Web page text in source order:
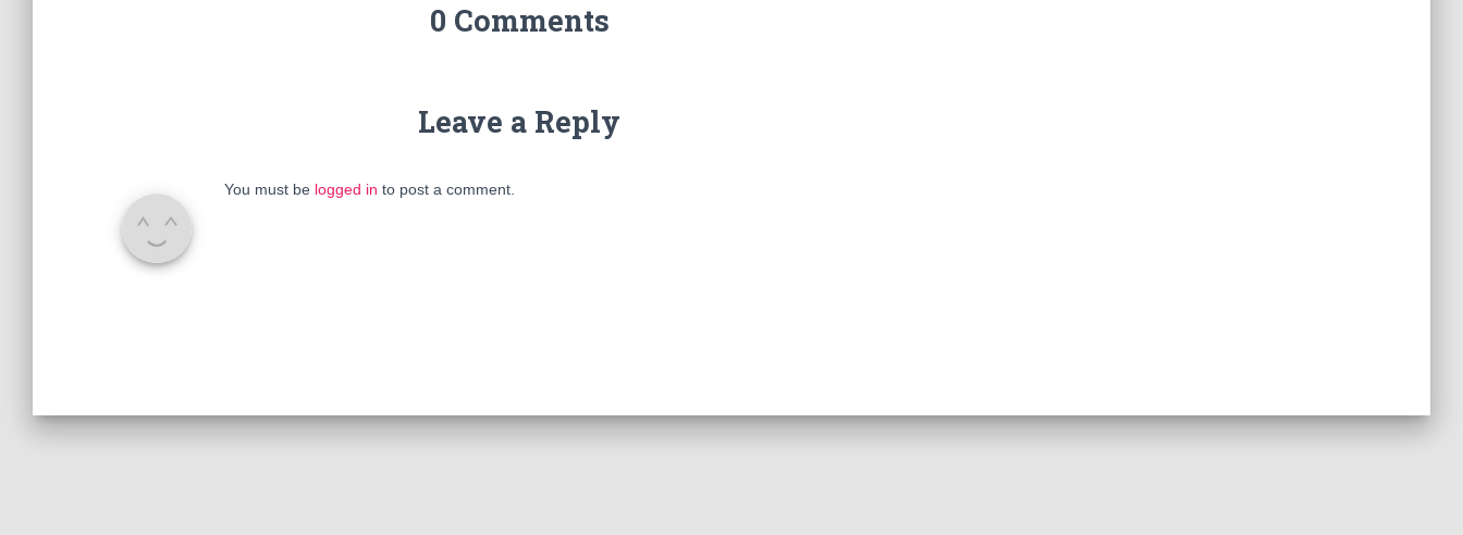
0 Comments
Leave a Reply
You must be logged in to post a comment.